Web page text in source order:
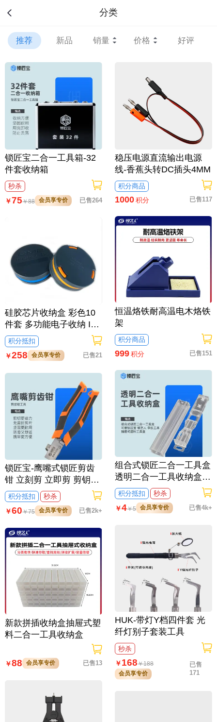
分类
推荐 新品 销量 价格 好评
锁匠宝二合一工具箱-32
件套收纳箱
秒杀
￥75￥88 会员享专价 已售264
硅胶芯片收纳盒 彩色10
件套 多功能电子收纳 IC
贴片芯片盒 简单方便 防
摔防震
积分抵扣
￥258 会员享专价 已售21
锁匠宝-鹰嘴式锁匠剪齿
钳 立刻剪 立即剪 剪钥匙
专用钳
积分抵扣
秒杀
￥60￥75 会员享专价 已售2k+
新款拼插收纳盒抽屉式塑
料二合一工具收纳盒
￥88 会员享专价 已售13
稳压电源直流输出电源
线-香蕉头转DC插头4MM
积分商品
1000积分 已售117
恒温烙铁耐高温电木烙铁
架
积分商品
999积分 已售151
组合式锁匠二合一工具盒
透明二合一工具收纳盒
可装李氏工具 抽屉式塑
料工具盒
积分抵扣
秒杀
￥4￥5 会员享专价 已售4k+
HUK-带灯Y档四件套 光
纤灯别子套装工具
秒杀
￥168￥188
会员享专价
已售
171